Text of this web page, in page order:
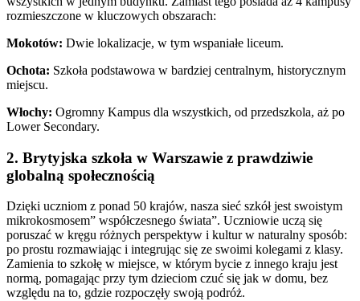
rozmieszczone w kluczowych obszarach:
Mokotów: Dwie lokalizacje, w tym wspaniałe liceum.
Ochota: Szkoła podstawowa w bardziej centralnym, historycznym
miejscu.
Włochy: Ogromny Kampus dla wszystkich, od przedszkola, aż po
Lower Secondary.
2. Brytyjska szkoła w Warszawie z prawdziwie
globalną społecznością
Dzięki uczniom z ponad 50 krajów, nasza sieć szkół jest swoistym
mikrokosmosem” współczesnego świata”. Uczniowie uczą się
poruszać w kręgu różnych perspektyw i kultur w naturalny sposób:
po prostu rozmawiając i integrując się ze swoimi kolegami z klasy.
Zamienia to szkołę w miejsce, w którym bycie z innego kraju jest
normą, pomagając przy tym dzieciom czuć się jak w domu, bez
względu na to, gdzie rozpoczęły swoją podróż.